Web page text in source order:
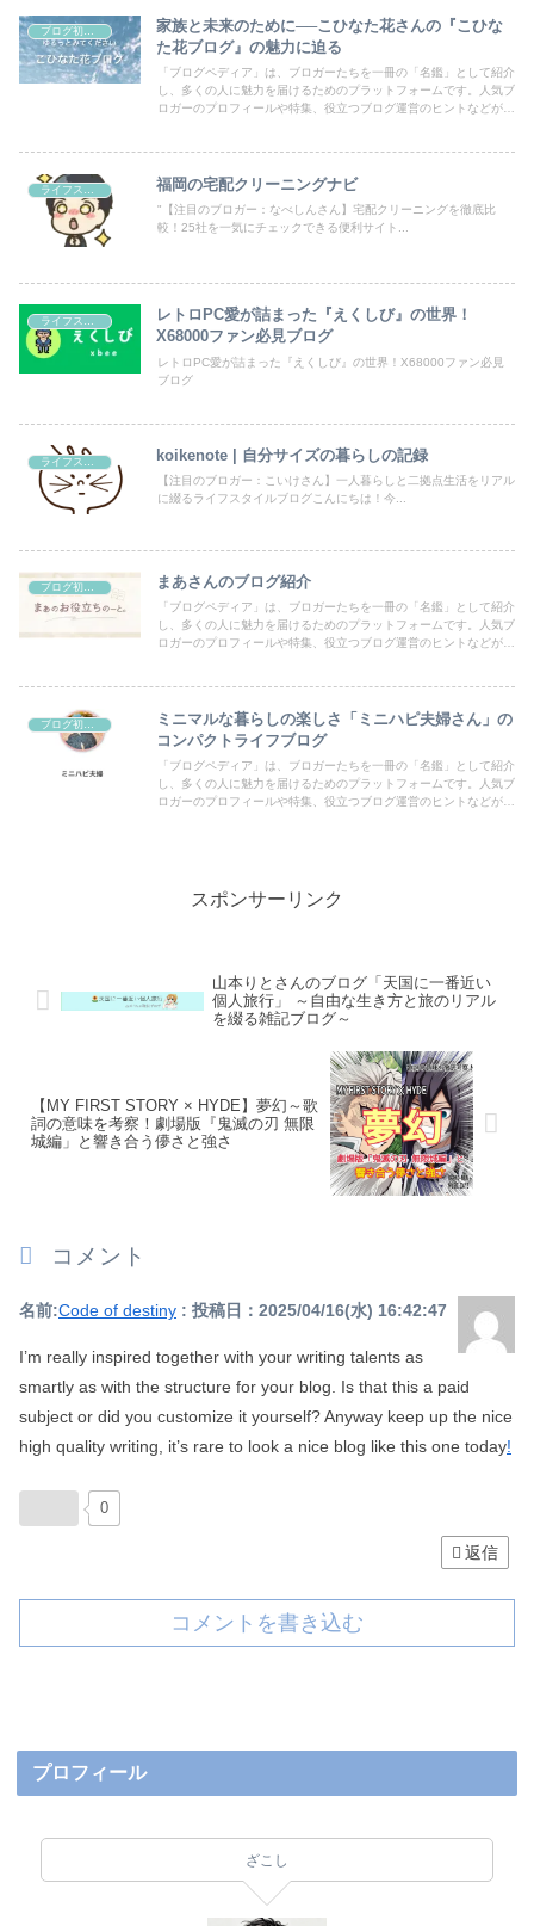
ブログ初心者向け
家族と未来のために──こひなた花さんの『こひな
た花ブログ』の魅力に迫る
「ブログペディア」は、ブロガーたちを一冊の「名鑑」として紹介
し、多くの人に魅力を届けるためのプラットフォームです。人気ブ
ロガーのプロフィールや特集、役立つブログ運営のヒントなどが満
ライフスタイル 福岡の宅配クリーニングナビ
"【注目のブロガー：なべしんさん】宅配クリーニングを徹底比
較！25社を一気にチェックできる便利サイト...
レトロPC愛が詰まった『えくしび』の世界！
X68000ファン必見ブログ
レトロPC愛が詰まった『えくしび』の世界！X68000ファン必見
ブログ
koikenote | 自分サイズの暮らしの記録
【注目のブロガー：こいけさん】一人暮らしと二拠点生活をリアル
に綴るライフスタイルブログこんにちは！今...
ブログ初心者向け まあさんのブログ紹介
「ブログペディア」は、ブロガーたちを一冊の「名鑑」として紹介
し、多くの人に魅力を届けるためのプラットフォームです。人気ブ
ロガーのプロフィールや特集、役立つブログ運営のヒントなどが満
ブログ初心者向け
ミニマルな暮らしの楽しさ「ミニハピ夫婦さん」の
コンパクトライフブログ
「ブログペディア」は、ブロガーたちを一冊の「名鑑」として紹介
し、多くの人に魅力を届けるためのプラットフォームです。人気ブ
ロガーのプロフィールや特集、役立つブログ運営のヒントなどが満
スポンサーリンク
山本りとさんのブログ「天国に一番近い
個人旅行」 ～自由な生き方と旅のリアル
を綴る雑記ブログ～
【MY FIRST STORY × HYDE】夢幻～歌
詞の意味を考察！劇場版『鬼滅の刃 無限
城編」と響き合う儚さと強さ
コメント
名前:Code of destiny : 投稿日：2025/04/16(水) 16:42:47
I’m really inspired together with your writing talents as
smartly as with the structure for your blog. Is that this a paid
subject or did you customize it yourself? Anyway keep up the nice
high quality writing, it’s rare to look a nice blog like this one today!
0
返信
コメントを書き込む
プロフィール
ざこし